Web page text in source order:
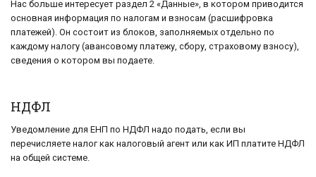
Нас больше интересует раздел 2 «Данные», в котором приводится
основная информация по налогам и взносам (расшифровка
платежей). Он состоит из блоков, заполняемых отдельно по
каждому налогу (авансовому платежу, сбору, страховому взносу),
сведения о котором вы подаете.
НДФЛ
Уведомление для ЕНП по НДФЛ надо подать, если вы
перечисляете налог как налоговый агент или как ИП платите НДФЛ
на общей системе.